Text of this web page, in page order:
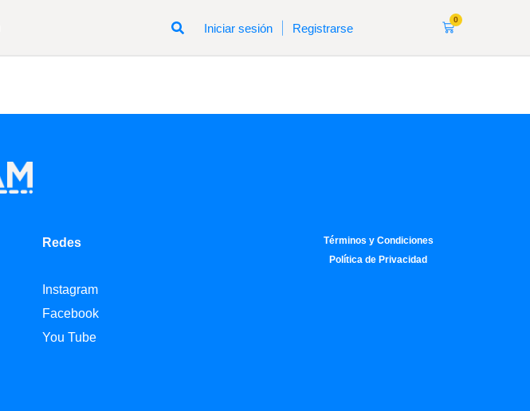
Iniciar sesión Registrarse
0
Redes
Instagram
Facebook
You Tube
Términos y Condiciones
Política de Privacidad